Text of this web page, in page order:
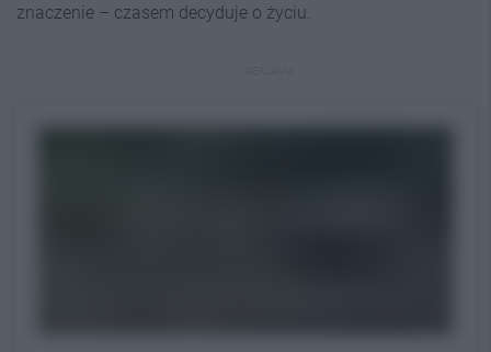
znaczenie – czasem decyduje o życiu.